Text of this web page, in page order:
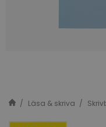
Läsa & skriva